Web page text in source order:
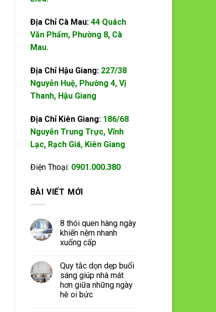
Địa Chỉ Cà Mau: 44 Quách
Văn Phẩm, Phường 8, Cà
Mau.
Địa Chỉ Hậu Giang: 227/38
Nguyễn Huệ, Phường 4, Vị
Thanh, Hậu Giang
Địa Chỉ Kiên Giang: 186/68
Nguyễn Trung Trực, Vĩnh
Lạc, Rạch Giá, Kiên Giang
Điện Thoại: 0901.000.380
BÀI VIẾT MỚI
8 thói quen hàng ngày
khiến nệm nhanh
xuống cấp
Quy tắc dọn dẹp buổi
sáng giúp nhà mát
hơn giữa những ngày
hè oi bức